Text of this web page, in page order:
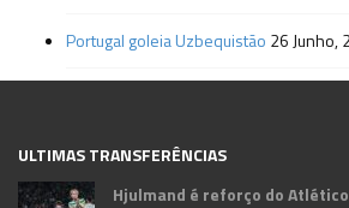
Portugal goleia Uzbequistão 26 Junho,
ULTIMAS TRANSFERÊNCIAS
Hjulmand é reforço do